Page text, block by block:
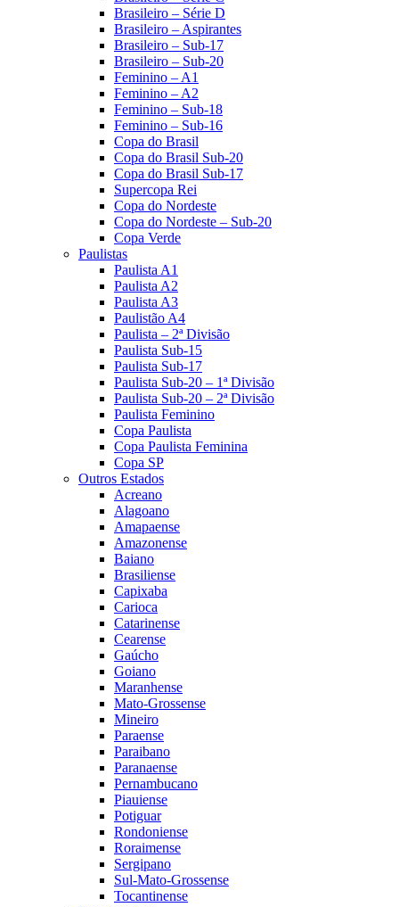
Brasileiro – Série D
Brasileiro – Aspirantes
Brasileiro – Sub-17
Brasileiro – Sub-20
Feminino – A1
Feminino – A2
Feminino – Sub-18
Feminino – Sub-16
Copa do Brasil
Copa do Brasil Sub-20
Copa do Brasil Sub-17
Supercopa Rei
Copa do Nordeste
Copa do Nordeste – Sub-20
Copa Verde
Paulistas
Paulista A1
Paulista A2
Paulista A3
Paulistão A4
Paulista – 2ª Divisão
Paulista Sub-15
Paulista Sub-17
Paulista Sub-20 – 1ª Divisão
Paulista Sub-20 – 2ª Divisão
Paulista Feminino
Copa Paulista
Copa Paulista Feminina
Copa SP
Outros Estados
Acreano
Alagoano
Amapaense
Amazonense
Baiano
Brasiliense
Capixaba
Carioca
Catarinense
Cearense
Gaúcho
Goiano
Maranhense
Mato-Grossense
Mineiro
Paraense
Paraibano
Paranaense
Pernambucano
Piauiense
Potiguar
Rondoniense
Roraimense
Sergipano
Sul-Mato-Grossense
Tocantinense